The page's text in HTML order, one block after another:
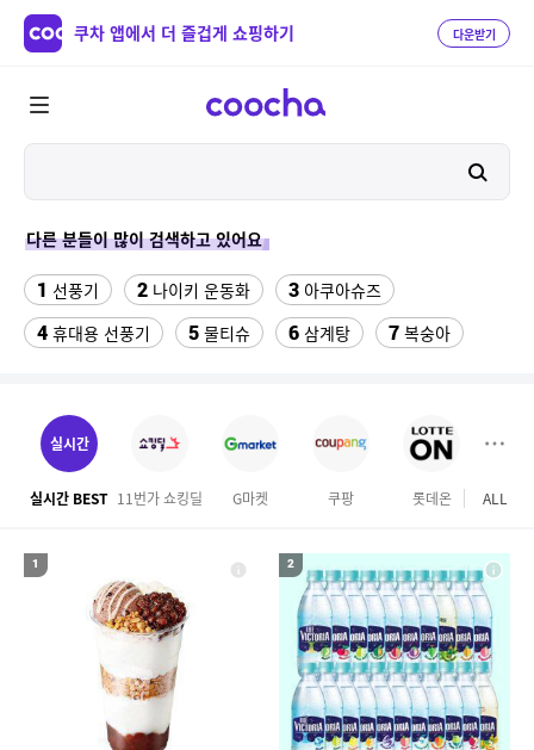
쿠차 앱에서 더 즐겁게 쇼핑하기 다운받기
다른 분들이 많이 검색하고 있어요
1 선풍기 2 나이키 운동화 3 아쿠아슈즈
4 휴대용 선풍기 5 물티슈 6 삼계탕 7 복숭아
11 하이원 워터월드
14 2인 식탁세트 야외개집
17 올리비안로렌 마이 18 올리비아로렌자켓
여성 여름마이
ALL
실시간
실시간 BEST 11번가 쇼킹딜 G마켓 쿠팡 롯데온 홈앤
1 2